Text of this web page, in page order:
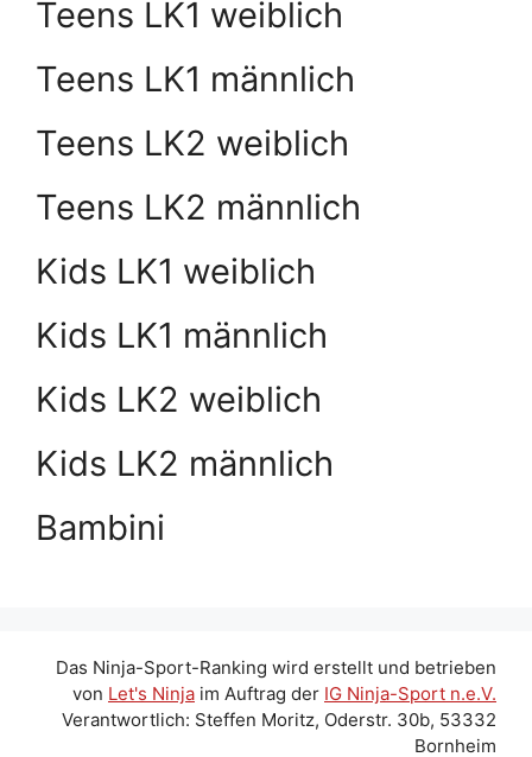
Teens LK1 weiblich
Teens LK1 männlich
Teens LK2 weiblich
Teens LK2 männlich
Kids LK1 weiblich
Kids LK1 männlich
Kids LK2 weiblich
Kids LK2 männlich
Bambini
Das Ninja-Sport-Ranking wird erstellt und betrieben
von Let's Ninja im Auftrag der IG Ninja-Sport n.e.V.
Verantwortlich: Steffen Moritz, Oderstr. 30b, 53332
Bornheim